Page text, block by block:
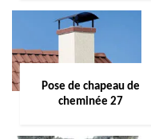
Pose de chapeau de
cheminée 27